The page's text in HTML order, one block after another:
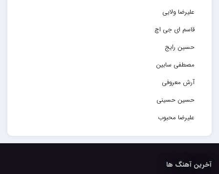
علیرضا ولایی
قاسم ای جی اچ
حسین رایج
مصطفی سابین
آرش معروفی
حسین حسینی
علیرضا محبوب
حسین حصارکی
کاپیتان
آخرین آهنگ ها